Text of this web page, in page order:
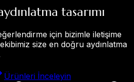
tasarımı
için bizimle iletişime
size en doğru aydınlatma
Ürünleri İnceleyin